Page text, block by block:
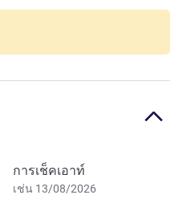
des Vins hotel gives you
unique location for a
stay. Easy access from the
the ideal departure point for
การเช็คเอาท์
เช่น 13/08/2026